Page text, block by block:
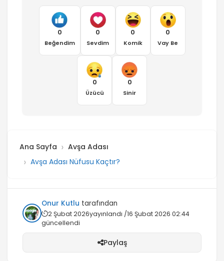
0
Beğendim
0
Sevdim
0
Komik
0
Vay Be
0
Üzücü
0
Sinir
Ana Sayfa
Avşa Adası
Avşa Adası Nüfusu Kaçtır?
Onur Kutlu tarafından
2 Şubat 2026yayınlandı /16 Şubat 2026 02:44
güncellendi
Paylaş